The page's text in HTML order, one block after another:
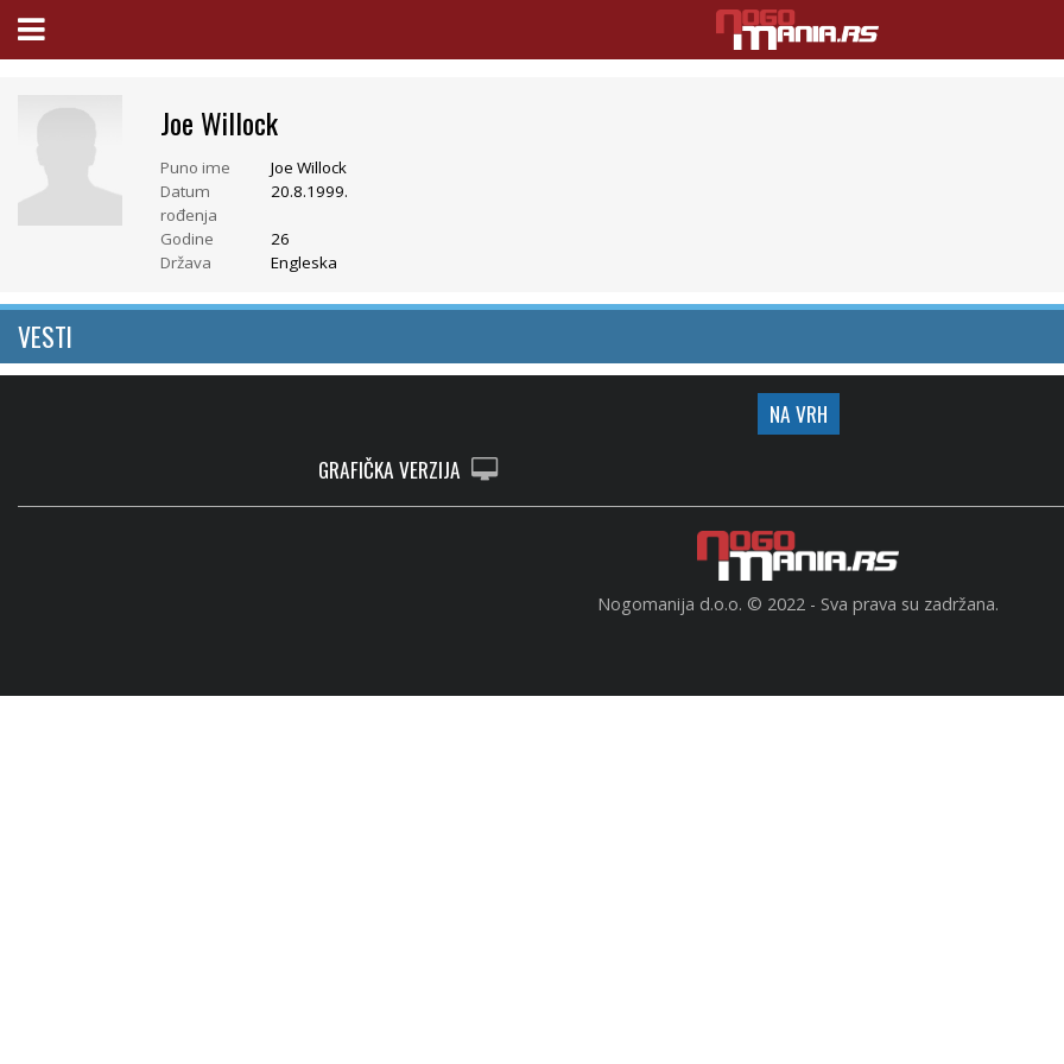
Joe Willock
Puno ime
Joe Willock
Datum
rođenja
20.8.1999.
Godine
26
Država
Engleska
VESTI
NA VRH
GRAFIČKA VERZIJA
Nogomanija d.o.o. © 2022 - Sva prava su zadržana.